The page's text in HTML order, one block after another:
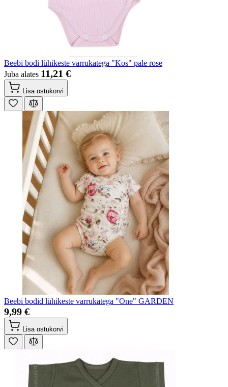
Beebi bodi lühikeste varrukatega "Kos" pale rose
Juba alates 11,21 €
Lisa ostukorvi
Beebi bodid lühikeste varrukatega "One" GARDEN
9,99 €
Lisa ostukorvi